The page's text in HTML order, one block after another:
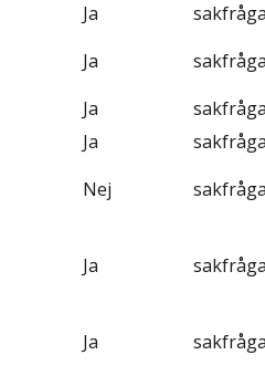
Ja
Ja
Ja
Ja
Nej
Ja
Ja